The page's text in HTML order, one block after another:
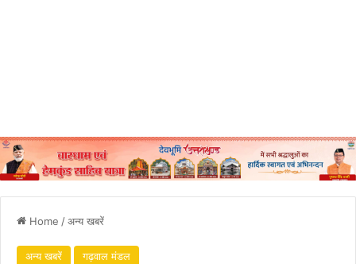
Home /अन्य खबरें
अन्य खबरें गढ़वाल मंडल